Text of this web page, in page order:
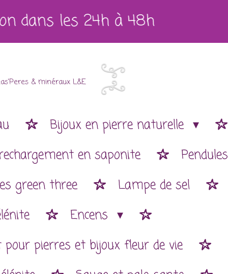
dans les 24h à 48h
& minéraux L&E
Bijoux en pierre naturelle
en saponite
Pendules
green three
Lampe de sel
Encens
pour pierres et bijoux fleur de vie